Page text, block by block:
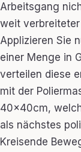
Arbeitsgang
weit verbreiteter
Applizieren Sie
einer Menge in
verteilen diese
mit der
40x40cm,
als nächstes
Kreisende